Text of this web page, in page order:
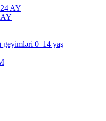
AY
0–14 yaş